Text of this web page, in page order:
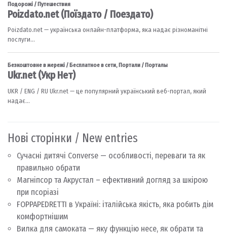
Нові сторінки / New entries
Сучасні дитячі Converse — особливості, переваги та як
правильно обрати
Магніпсор та Акрустал – ефективний догляд за шкірою
при псоріазі
FOPPAPEDRETTI в Україні: італійська якість, яка робить дім
комфортнішим
Вилка для самоката — яку функцію несе, як обрати та